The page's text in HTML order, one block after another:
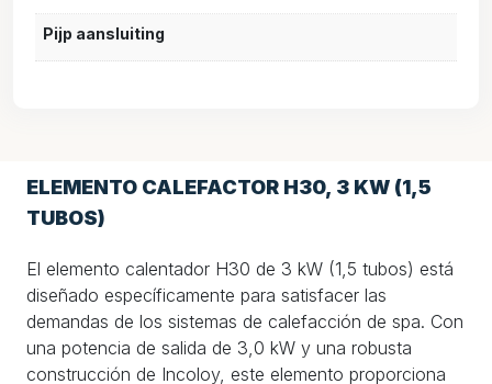
Pijp aansluiting
ELEMENTO CALEFACTOR H30, 3 KW (1,5
TUBOS)
El elemento calentador H30 de 3 kW (1,5 tubos) está
diseñado específicamente para satisfacer las
demandas de los sistemas de calefacción de spa. Con
una potencia de salida de 3,0 kW y una robusta
construcción de Incoloy, este elemento proporciona